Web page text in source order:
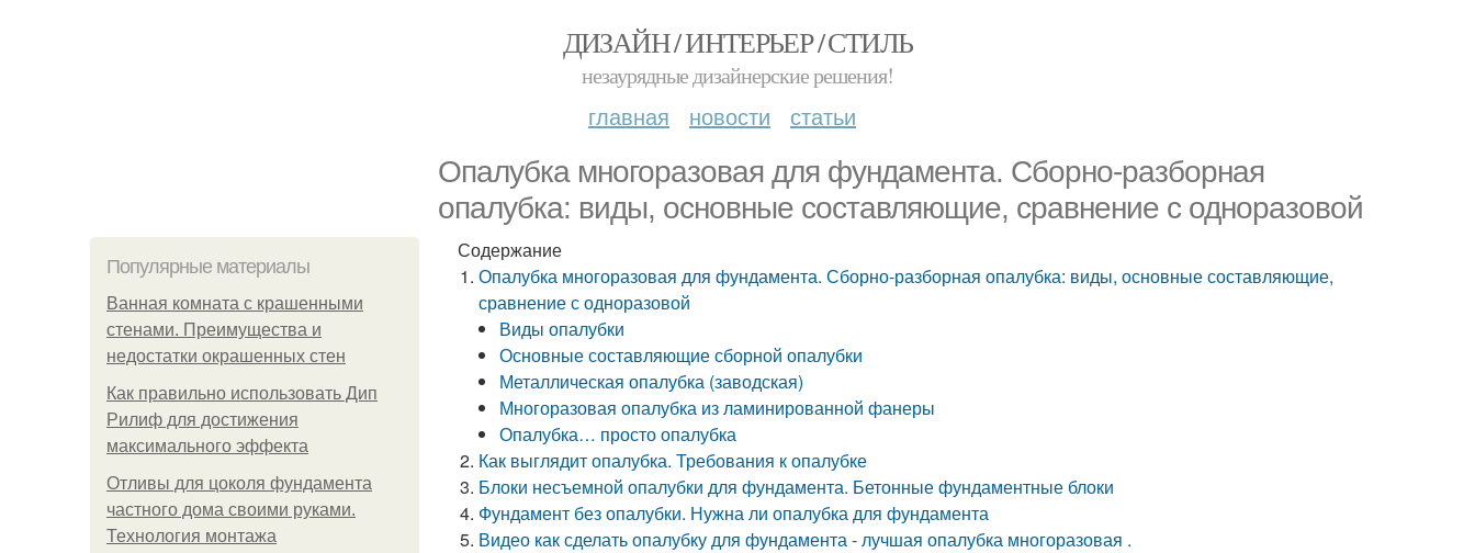
ДИЗАЙН / ИНТЕРЬЕР / СТИЛЬ
незаурядные дизайнерские решения!
главная новости статьи
Опалубка многоразовая для фундамента. Сборно-разборная
опалубка: виды, основные составляющие, сравнение с одноразовой
Популярные материалы
Ванная комната с крашенными
стенами. Преимущества и
недостатки окрашенных стен
Как правильно использовать Дип
Рилиф для достижения
максимального эффекта
Отливы для цоколя фундамента
частного дома своими руками.
Технология монтажа
Содержание
Опалубка многоразовая для фундамента. Сборно-разборная опалубка: виды, основные составляющие,
сравнение с одноразовой
Виды опалубки
Основные составляющие сборной опалубки
Металлическая опалубка (заводская)
Многоразовая опалубка из ламинированной фанеры
Опалубка… просто опалубка
Как выглядит опалубка. Требования к опалубке
Блоки несъемной опалубки для фундамента. Бетонные фундаментные блоки
Фундамент без опалубки. Нужна ли опалубка для фундамента
Видео как сделать опалубку для фундамента - лучшая опалубка многоразовая .